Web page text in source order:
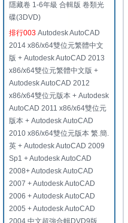
隱藏卷 1-6年級 合輯版 卷類光
碟(3DVD)
排行003 Autodesk AutoCAD
2014 x86/x64雙位元繁體中文
版 + Autodesk AutoCAD 2013
x86/x64雙位元繁體中文版 +
Autodesk AutoCAD 2012
x86/x64雙位元版本 + Autodesk
AutoCAD 2011 x86/x64雙位元
版本 + Autodesk AutoCAD
2010 x86/x64雙位元版本 繁.簡.
英 + Autodesk AutoCAD 2009
Sp1 + Autodesk AutoCAD
2008+ Autodesk AutoCAD
2007 + Autodesk AutoCAD
2006 + Autodesk AutoCAD
2005 + Autodesk AutoCAD
2004 中文超強合輯DVD9版